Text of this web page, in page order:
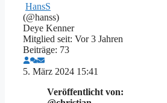
HansS
(@hanss)
Deye Kenner
Mitglied seit: Vor 3 Jahren
Beiträge: 73
5. März 2024 15:41
Veröffentlicht von: